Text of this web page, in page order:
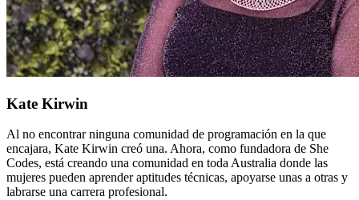
Kate Kirwin
Al no encontrar ninguna comunidad de programación en la que
encajara, Kate Kirwin creó una. Ahora, como fundadora de She
Codes, está creando una comunidad en toda Australia donde las
mujeres pueden aprender aptitudes técnicas, apoyarse unas a otras y
labrarse una carrera profesional.